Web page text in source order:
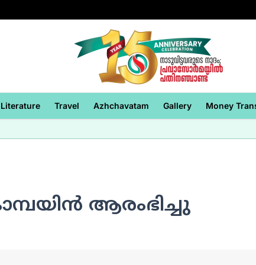
Literature Travel Azhchavatam Gallery Money
ആരംഭിച്ചു